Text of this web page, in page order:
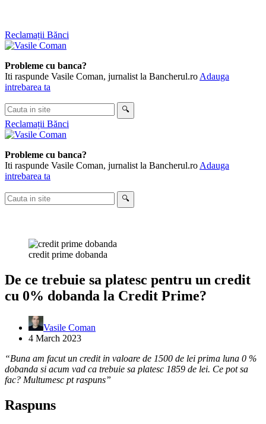
Skip
to
Reclamații Bănci
Probleme cu banca?
Iti raspunde Vasile Coman, jurnalist la Bancherul.ro Adauga
intrebarea ta
Cauta
in
site
🔍
Reclamații Bănci
Probleme cu banca?
Iti raspunde Vasile Coman, jurnalist la Bancherul.ro Adauga
intrebarea ta
Cauta
in
🔍
credit prime dobanda
De ce trebuie sa platesc pentru un credit
cu 0% dobanda la Credit Prime?
Vasile Coman
4 March 2023
“Buna am facut un credit in valoare de 1500 de lei prima luna 0 %
dobanda si acum vad ca trebuie sa platesc 1859 de lei. Ce pot sa
fac? Multumesc pt raspuns”
Raspuns